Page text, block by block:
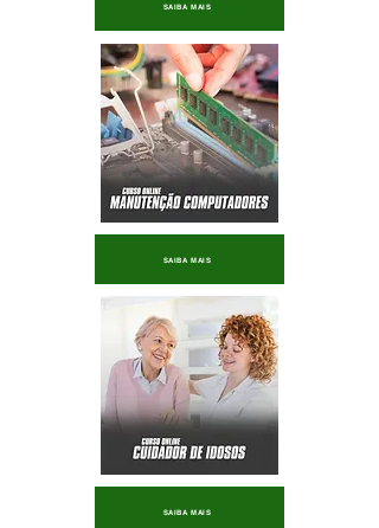
SAIBA MAIS
SAIBA MAIS
SAIBA MAIS